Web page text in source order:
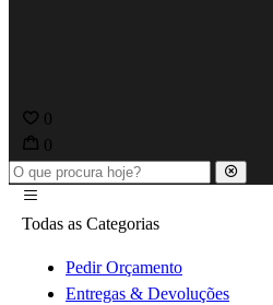
0
0
Todas as Categorias
Pedir Orçamento
Entregas & Devoluções